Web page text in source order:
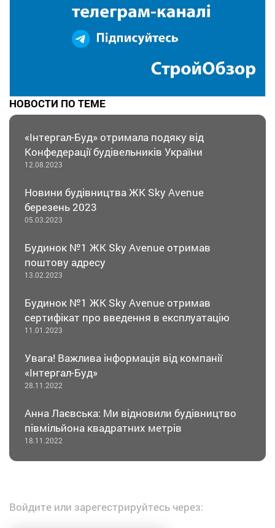
НОВОСТИ ПО ТЕМЕ
«Інтергал-Буд» отримала подяку від
Конфедерації будівельників України
12.08.2023
Новини будівництва ЖК Sky Avenue
березень 2023
05.03.2023
Будинок №1 ЖК Sky Avenue отримав
поштову адресу
13.02.2023
Будинок №1 ЖК Sky Avenue отримав
сертифікат про введення в експлуатацію
11.01.2023
Увага! Важлива інформація від компанії
«Інтергал-Буд»
28.11.2022
Анна Лаєвська: Ми відновили будівництво
півмільйона квадратних метрів
18.11.2022
Войдите или зарегестрируйтесь через: